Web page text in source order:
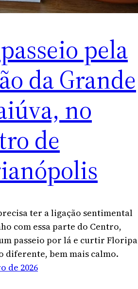
pela
da Grande
no
de
ter a ligação sentimental
com essa parte do Centro,
passeio por lá e curtir Floripa
diferente, bem mais calmo.
de 2026